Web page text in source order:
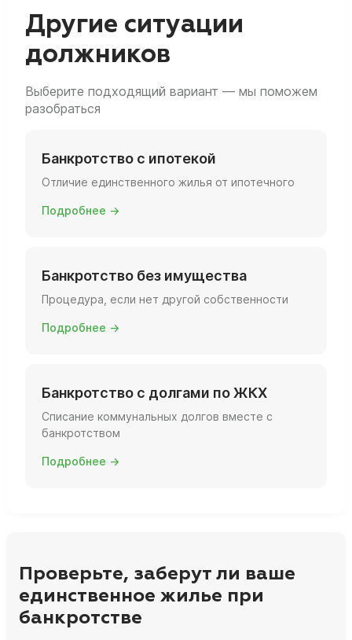
вы фактически живёте, есть ли ещё объекты
и какова их площадь и статус.
Другие ситуации
должников
Выберите подходящий вариант — мы поможем
разобраться
Банкротство с ипотекой
Отличие единственного жилья от ипотечного
Подробнее →
Банкротство без имущества
Процедура, если нет другой собственности
Подробнее →
Банкротство с долгами по ЖКХ
Списание коммунальных долгов вместе с
банкротством
Подробнее →
Проверьте, заберут ли ваше
единственное жилье при
банкротстве